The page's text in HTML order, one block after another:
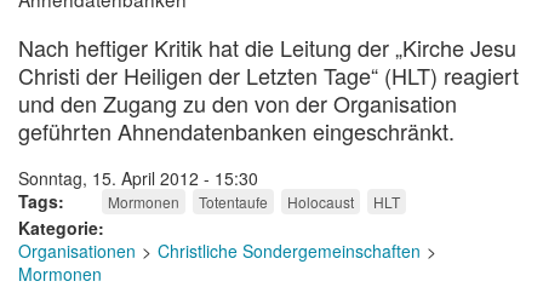
Nach heftiger Kritik hat die Leitung der „Kirche Jesu
Christi der Heiligen der Letzten Tage“ (HLT) reagiert
und den Zugang zu den von der Organisation
geführten Ahnendatenbanken eingeschränkt.
Sonntag, 15. April 2012 - 15:30
Tags
Mormonen Totentaufe Holocaust HLT
Kategorie
Organisationen
Christliche Sondergemeinschaften
Mormonen